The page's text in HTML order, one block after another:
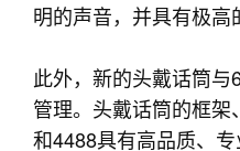
明的声音，并具有极高
此外，新的头戴话筒
管理。头戴话筒的框
和4488具有高品质、